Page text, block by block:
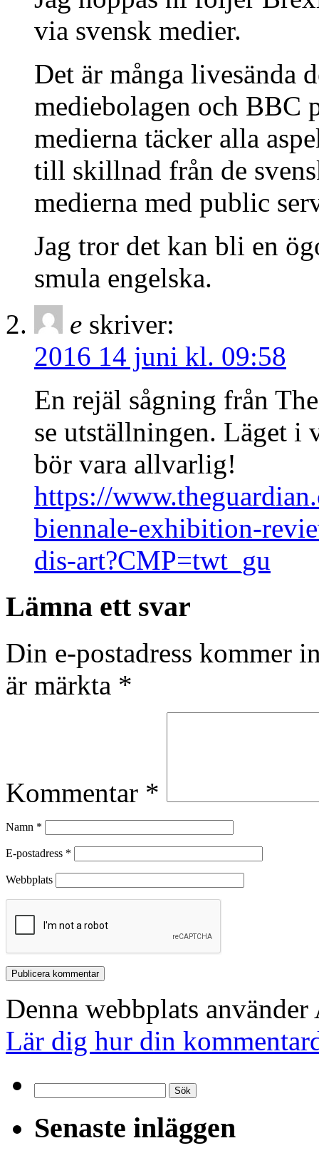
via svensk medier.
Det är många livesända
mediebolagen och BBC
medierna täcker alla
till skillnad från de
medierna med public
Jag tror det kan bli en
smula engelska.
e skriver:
2016 14 juni kl. 09:58
En rejäl sågning från
se utställningen. Läget i
bör vara allvarlig!
https://
biennale-exhibition-
dis-art?CMP=twt_gu
Lämna ett svar
Din e-postadress kommer
är märkta *
Kommentar *
Namn *
E-postadress *
Webbplats
Denna webbplats
Lär dig hur din
efter:
Senaste inläggen